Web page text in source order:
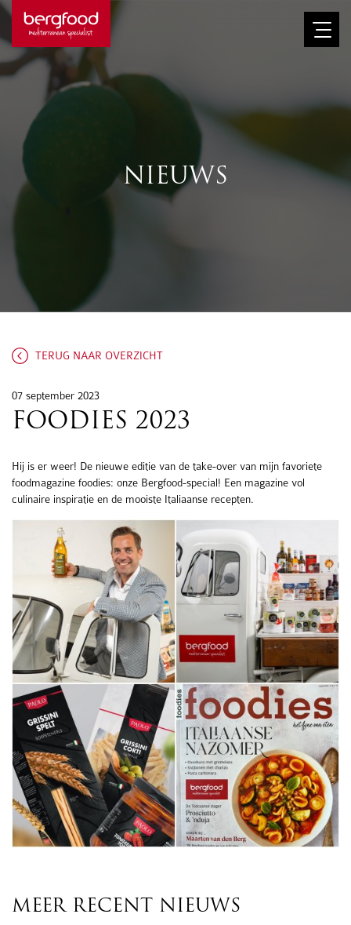
Afbeelding
NIEUWS
TERUG NAAR OVERZICHT
07 september 2023
FOODIES 2023
Hij is er weer! De nieuwe editie van de take-over van mijn favoriete
foodmagazine foodies: onze Bergfood-special! Een magazine vol
culinaire inspiratie en de mooiste Italiaanse recepten.
MEER RECENT NIEUWS